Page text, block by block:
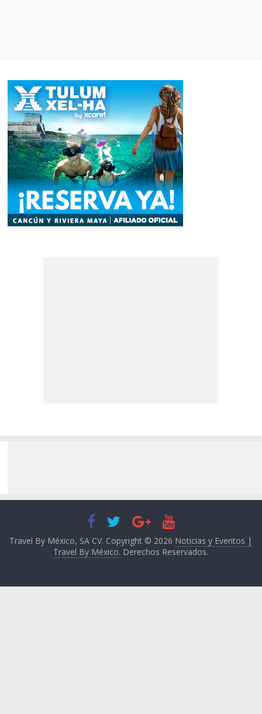
Travel By México, SA CV. Copyright © 2026 Noticias y Eventos |
Travel By México. Derechos Reservados.